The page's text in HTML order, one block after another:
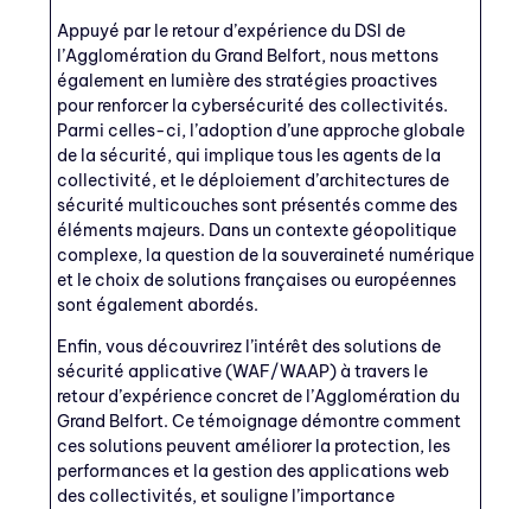
Appuyé par le retour d’expérience du DSI de
l’Agglomération du Grand Belfort, nous mettons
également en lumière des stratégies proactives
pour renforcer la cybersécurité des collectivités.
Parmi celles-ci, l’adoption d’une approche globale
de la sécurité, qui implique tous les agents de la
collectivité, et le déploiement d’architectures de
sécurité multicouches sont présentés comme des
éléments majeurs. Dans un contexte géopolitique
complexe, la question de la souveraineté numérique
et le choix de solutions françaises ou européennes
sont également abordés.
Enfin, vous découvrirez l’intérêt des solutions de
sécurité applicative (WAF/WAAP) à travers le
retour d’expérience concret de l’Agglomération du
Grand Belfort. Ce témoignage démontre comment
ces solutions peuvent améliorer la protection, les
performances et la gestion des applications web
des collectivités, et souligne l’importance